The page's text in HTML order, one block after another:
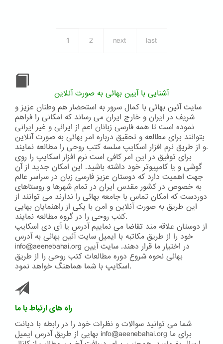
خراسانی
الأصدق
1 2 next last
آشنایی با آیین بهائی به صورت آنلاین
سایت آئین بهائی با کمال سرور به استحضار هم وطنان عزیز و
شریف در ایران و خارج ایران می رساند که امکانی را فراهم
نموده است تا همه فارسی زبانان اعم از ایرانی و غیر ایرانی
بتوانند برای مطالعه و تحقیق درباره امر بهائی به صورت آنلاین
و از طریق نرم افزار اسکایپ سلسه کتب روحی را مطالعه نمایند.
برای توفیق در این امر کافی است نرم افزار اسکایپ را روی
گوشی و یا کامپیوتر خود داشته باشید. این امکان جدید از آن
جهت اهمیت دارد که دوستان عزیز فارسی زبان در سراسر عالم
به خصوص در کشور مقدس ایران در تمام شهرها و روستاهای
دوردست که امکان تماس با جامعه بهائی را ندارند می توانند از
این طریق به صورت آنلاین و امن با یکی از راهنمایان بهایی
کتب روحی را در گروه مطالعه نمایند.
از دوستان علاقه مند تقاضا می نماییم آدرس یا آی دی اسکایپ
خود را از طریق مکاتبه با ایمیل سایت آئین بهائی به آدرس
info@aeenebahai.org در اختیار ما قرار دهند. سایت آیین
بهائی نحوه شروع دوره مطالعات کتب روحی را از طریق
اسکایپ با شما هماهنگ خواهد نمود.
راه های ارتباط با ما
شما می توانید سوالات و نظرات خود را در رابطه با دیانت
بهایی از طریق آدرس ایمیل info@aeenebahai.org برای ما